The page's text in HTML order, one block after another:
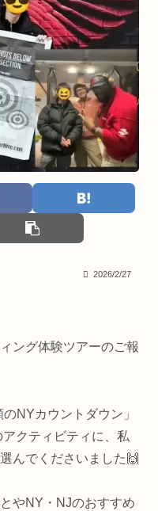
2026/2/27
ング体験ツアーのご報
NYカウントダウン」
クティビティに、私
んでくださいました🙌
やNY・NJのおすすめ